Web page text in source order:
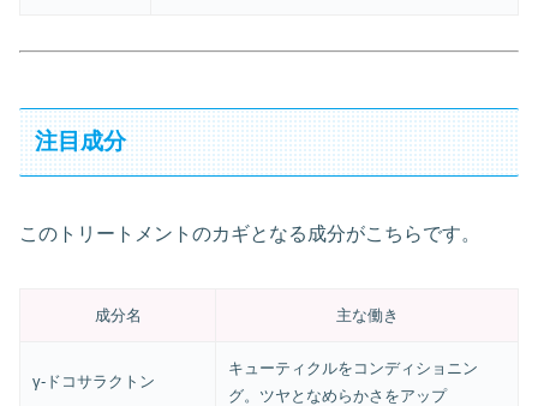
注目成分
このトリートメントのカギとなる成分がこちらです。
成分名 主な働き
γ-ドコサラクトン
キューティクルをコンディショニン
グ。ツヤとなめらかさをアップ